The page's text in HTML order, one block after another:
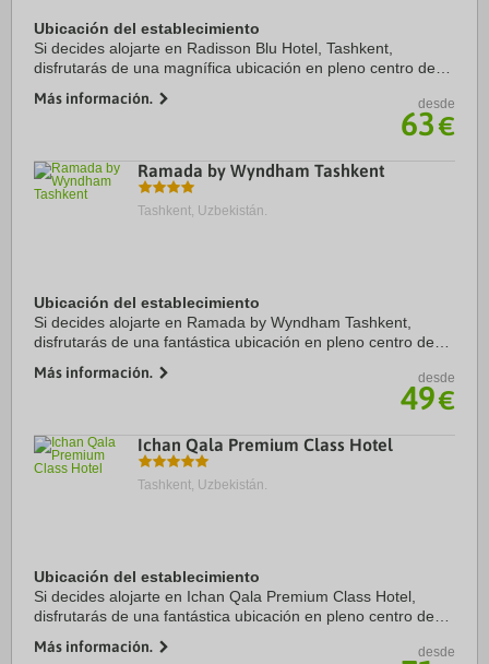
Ubicación del establecimiento
Si decides alojarte en Radisson Blu Hotel, Tashkent,
disfrutarás de una magnífica ubicación en pleno centro de
(parque de atracciones) y Aqua Park. ...
Más información. desde
63€
Ramada by Wyndham Tashkent
Tashkent, Uzbekistán.
Ubicación del establecimiento
Si decides alojarte en Ramada by Wyndham Tashkent,
disfrutarás de una fantástica ubicación en pleno centro de
Lokomotiv Bogi y Earthquake Memorial. Además, ...
Más información. desde
49€
Ichan Qala Premium Class Hotel
Tashkent, Uzbekistán.
Ubicación del establecimiento
Si decides alojarte en Ichan Qala Premium Class Hotel,
disfrutarás de una fantástica ubicación en pleno centro de
Peace Park y Ice City. Además, este ...
Más información. desde